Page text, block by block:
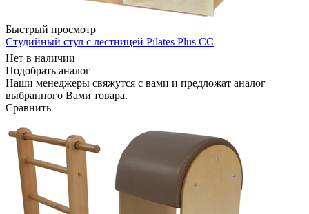
Быстрый просмотр
Студийный стул с лестницей Pilates Plus СС
Нет в наличии
Подобрать аналог
Наши менеджеры свяжутся с вами и предложат аналог
выбранного Вами товара.
Сравнить